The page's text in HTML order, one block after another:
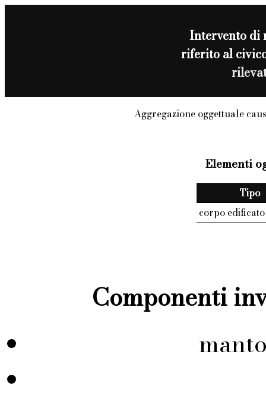
Intervento di
riferito al
Aggregazione oggettuale
Elementi
Tipo
corpo edificato
Componenti